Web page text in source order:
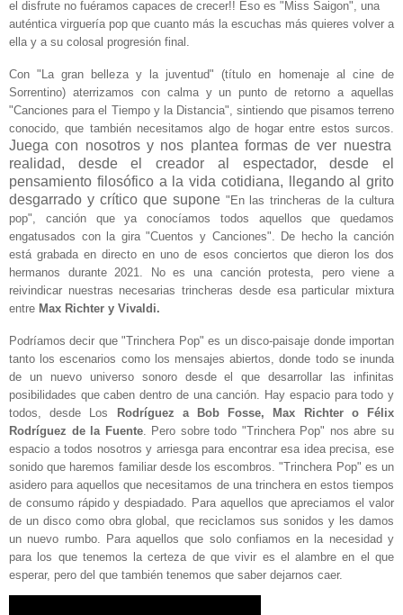
el disfrute no fuéramos capaces de crecer!! Eso es "Miss Saigon", una
auténtica virguería pop que cuanto más la escuchas más quieres volver a
ella y a su colosal progresión final.
Con "La gran belleza y la juventud" (título en homenaje al cine de
Sorrentino) aterrizamos con calma y un punto de retorno a aquellas
"Canciones para el Tiempo y la Distancia", sintiendo que pisamos terreno
conocido, que también necesitamos algo de hogar entre estos surcos.
Juega con nosotros y nos plantea formas de ver nuestra
realidad, desde el creador al espectador, desde el
pensamiento filosófico a la vida cotidiana, llegando al grito
desgarrado y crítico que supone "En las trincheras de la cultura
pop", canción que ya conocíamos todos aquellos que quedamos
engatusados con la gira "Cuentos y Canciones". De hecho la canción
está grabada en directo en uno de esos conciertos que dieron los dos
hermanos durante 2021. No es una canción protesta, pero viene a
reivindicar nuestras necesarias trincheras desde esa particular mixtura
entre Max Richter y Vivaldi.
Podríamos decir que "Trinchera Pop" es un disco-paisaje donde importan
tanto los escenarios como los mensajes abiertos, donde todo se inunda
de un nuevo universo sonoro desde el que desarrollar las infinitas
posibilidades que caben dentro de una canción. Hay espacio para todo y
todos, desde Los
Rodríguez a Bob Fosse, Max Richter o Félix
Rodríguez de la Fuente. Pero sobre todo "Trinchera Pop" nos abre su
espacio a todos nosotros y arriesga para encontrar esa idea precisa, ese
sonido que haremos familiar desde los escombros. "Trinchera Pop" es un
asidero para aquellos que necesitamos de una trinchera en estos tiempos
de consumo rápido y despiadado. Para aquellos que apreciamos el valor
de un disco como obra global, que reciclamos sus sonidos y les damos
un nuevo rumbo. Para aquellos que solo confiamos en la necesidad y
para los que tenemos la certeza de que vivir es el alambre en el que
esperar, pero del que también tenemos que saber dejarnos caer.